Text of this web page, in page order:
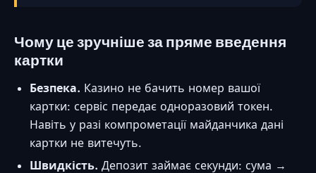
Чому це зручніше за пряме введення
картки
Безпека. Казино не бачить номер вашої
картки: сервіс передає одноразовий токен.
Навіть у разі компрометації майданчика дані
картки не витечуть.
Швидкість. Депозит займає секунди: сума →